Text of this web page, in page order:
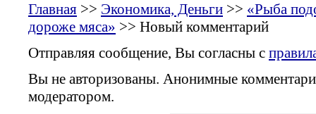
Главная >> Экономика, Деньги >> «Рыба
дороже мяса» >> Новый комментарий
Отправляя сообщение, Вы согласны с
Вы не авторизованы. Анонимные
модератором.